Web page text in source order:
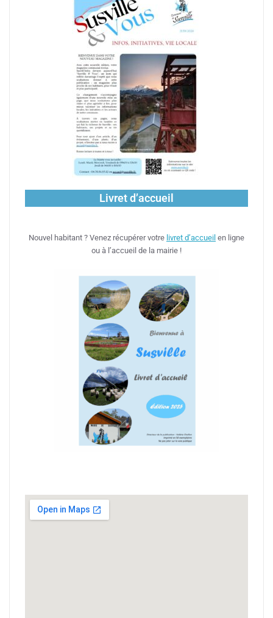
Livret d’accueil
Nouvel habitant ? Venez récupérer votre livret d’accueil en ligne
ou à l’accueil de la mairie !